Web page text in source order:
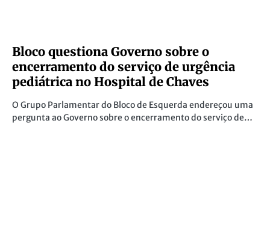
Bloco questiona Governo sobre o
encerramento do serviço de urgência
pediátrica no Hospital de Chaves
O Grupo Parlamentar do Bloco de Esquerda endereçou uma
pergunta ao Governo sobre o encerramento do serviço de…